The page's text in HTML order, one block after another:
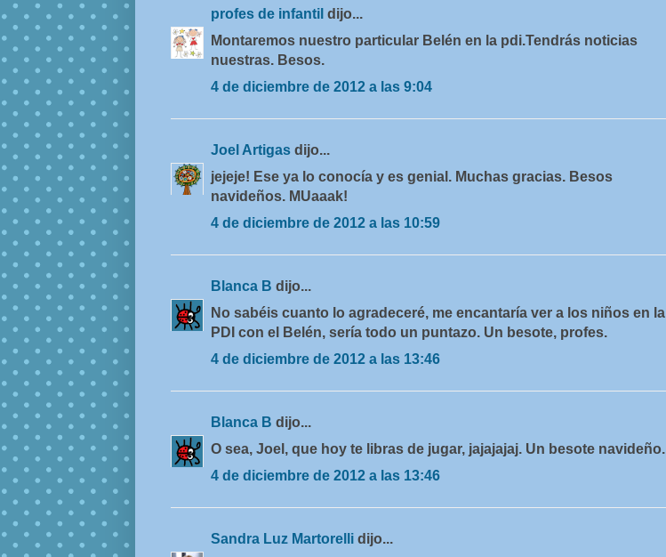
profes de infantil dijo...
Montaremos nuestro particular Belén en la pdi.Tendrás noticias
nuestras. Besos.
4 de diciembre de 2012 a las 9:04
Joel Artigas dijo...
jejeje! Ese ya lo conocía y es genial. Muchas gracias. Besos
navideños. MUaaak!
4 de diciembre de 2012 a las 10:59
Blanca B dijo...
No sabéis cuanto lo agradeceré, me encantaría ver a los niños en la
PDI con el Belén, sería todo un puntazo. Un besote, profes.
4 de diciembre de 2012 a las 13:46
Blanca B dijo...
O sea, Joel, que hoy te libras de jugar, jajajajaj. Un besote navideño.
4 de diciembre de 2012 a las 13:46
Sandra Luz Martorelli dijo...